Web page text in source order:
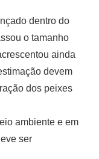
dentro do
o tamanho
ainda
devem
dos peixes
ambiente e em
ser